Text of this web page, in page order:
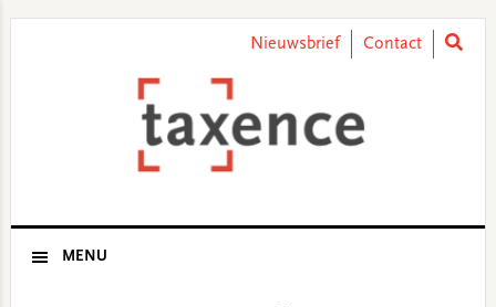
Nieuwsbrief Contact
MENU